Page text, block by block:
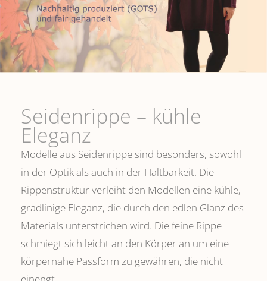
Seidenrippe­ – kühle
Eleganz
Modelle aus Seidenrippe sind besonders, sowohl
in der Optik als auch in der Haltbarkeit. Die
Rippenstruktur verleiht den Modellen eine kühle,
gradlinige Eleganz, die durch den edlen Glanz des
Materials unterstrichen wird. Die feine Rippe
schmiegt sich leicht an den Körper an um eine
körpernahe Passform zu gewähren, die nicht